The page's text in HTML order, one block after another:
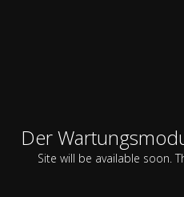
Der
Site will be available soon.